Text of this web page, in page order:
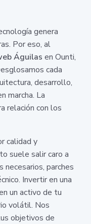
genera
Por eso, al
Águilas en Ounti,
cada
desarrollo,
marcha. La
relación con los
calidad y
suele salir caro a
necesarios, parches
Invertir en una
un activo de tu
volátil. Nos
objetivos de